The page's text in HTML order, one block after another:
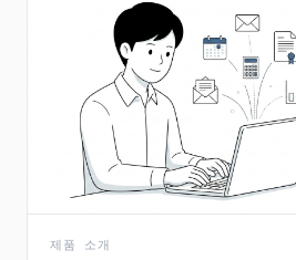
제품 소개